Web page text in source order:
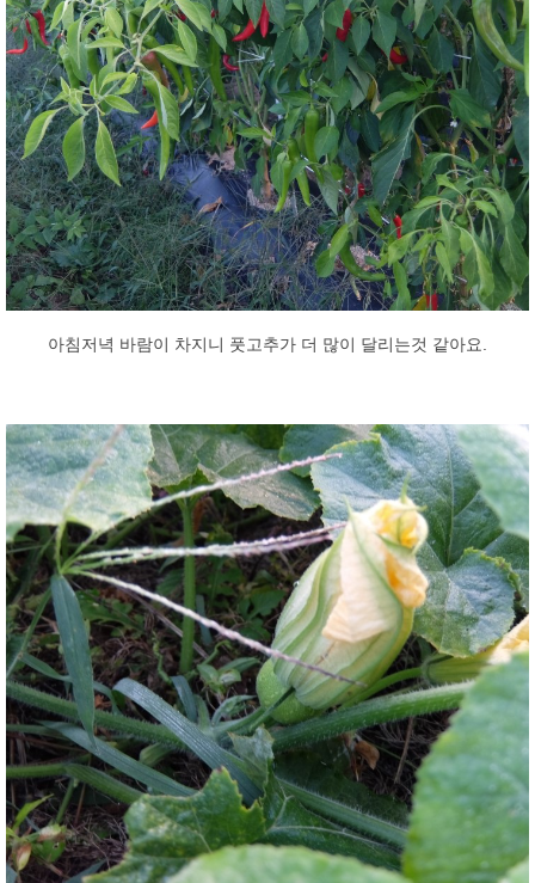
아침저녁 바람이 차지니 풋고추가 더 많이 달리는것 같아요.